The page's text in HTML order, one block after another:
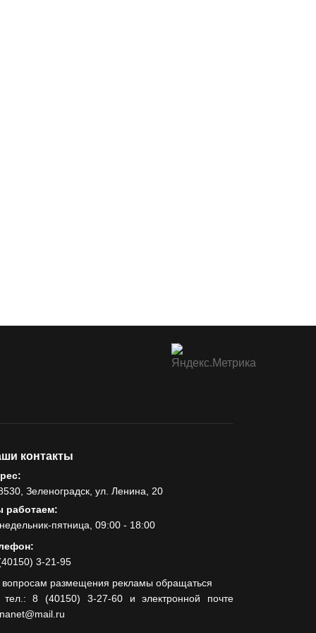
контакты
Зеленоградск, ул. Ленина, 20
работаем:
пятница, 09:00 - 18:00
3-21-95
размещения рекламы обращаться
тел.: 8 (40150) 3-27-60 и электронной почте